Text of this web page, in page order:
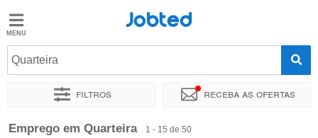
Jobted
Empregos
Salários
Jobted
Quarteira
Filtros Receba as ofertas
Ordenar por Localidade exata Empresa
Emprego em Quarteira 1 - 15 de 50